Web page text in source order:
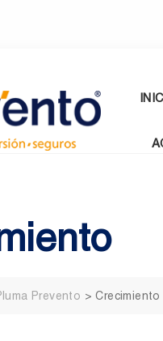
Prevento >Crecimiento